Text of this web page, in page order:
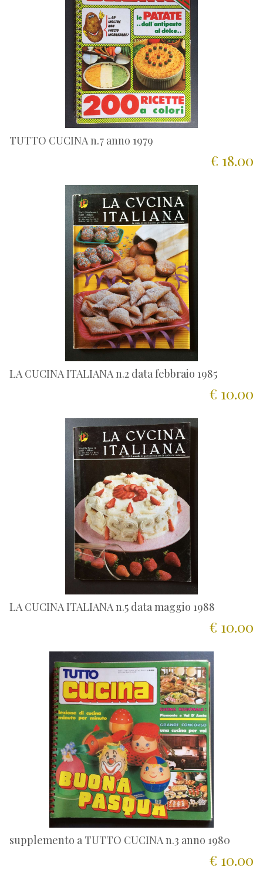
TUTTO CUCINA n.7 anno 1979
€ 18.00
LA CUCINA ITALIANA n.2 data febbraio 1985
€ 10.00
LA CUCINA ITALIANA n.5 data maggio 1988
€ 10.00
supplemento a TUTTO CUCINA n.3 anno 1980
€ 10.00